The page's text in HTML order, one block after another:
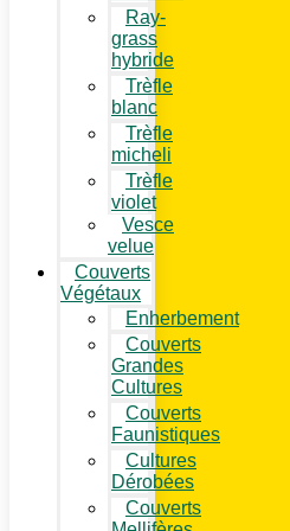
Ray-
grass
hybride
Trèfle
blanc
Trèfle
micheli
Trèfle
violet
Vesce
velue
Couverts
Végétaux
Enherbement
Couverts
Grandes
Cultures
Couverts
Faunistiques
Cultures
Dérobées
Couverts